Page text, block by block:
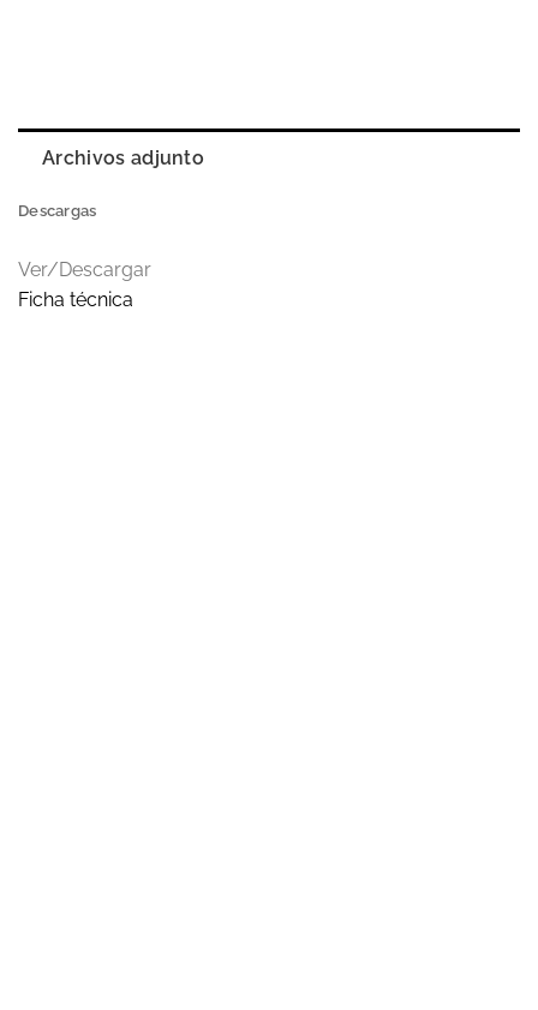
Archivos adjunto
Descargas
Ver/Descargar
Ficha técnica